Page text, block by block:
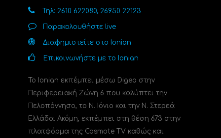
Τηλ: 2610 622080, 26950 22123
Παρακολουθήστε live
Διαφημιστείτε στο Ionian
Επικοινωνήστε με το Ionian
Το Ionian εκπέμπει μέσω Digea στην
Περιφερειακή Ζώνη 6 που καλύπτει την
Πελοπόννησο, το N. Ιόνιο και την Ν. Στερεά
Ελλάδα. Ακόμη, εκπέμπει στη θέση 673 στην
πλατφόρμα της Cosmote TV καθώς και